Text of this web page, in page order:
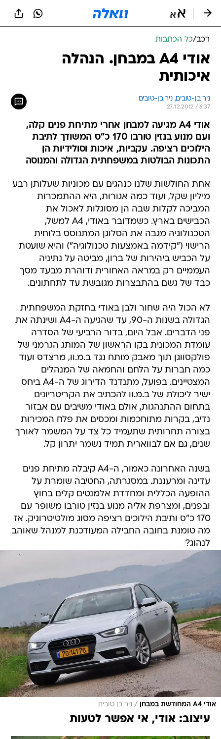
רכב/כל הכתבות
אודי A4 במבחן. הנהלה
איכותית
ניר בן-טובים, ניר בן-טובים
27.12.2012 / 6:37
אודי A4 מגיעה למבחן אחרי מתיחת פנים קלה,
ועם מנוע בנזין טורבו 170 כ"ס המשודך לתיבת
הילוכים רציפה. עקביות, איכות וסולידיות הן
התכונות הבולטות במשפחתית הגדולה והמנוסה
אחת החולשות שלנו כנהגים עם מכוניות שעלותן רבע
מיליון שקל, ועוד כמה אגורות, היא ההתמכרות
המביכה לקלות שבה הן מסוגלות לאכול את
הכבישים בארץ. כשמדובר באודי, A4 למשל,
הטכנולוגיה מגבה את הסלוגן המתנוסס בלוחית
הרישוי ("קידמה באמצעות טכנולוגיה") והיא שועטת
על הכביש ביהירות של ברון, מביטה על נתיניה
העממיים רק במראה האחורית ודוהרת מבעד מסך
כבד של גשם בהתבצרות מגובשת עד לתחתונים.
לא הכול היה שחור ולבן באודי בחזקת המשפחתית
הגדולה בשנות ה-90, עד שהגיעה ה-A4 ושינתה את
פני הדברים. אבל היום, בדור הרביעי של הסדרה
עומדת המכונית בקו הראשון של המותג הגרמני של
פולקסווגן תוך מאבק מותח נגד ב.מ.וו, מרצדס ועוד
כמה חברות על הלחם והחמאה של המנהלים
המצטיינים. בפועל, מתנדנד הדירוג של ה-A4 ביחס
ישיר ליכולת של ב.מ.וו להכתיב את הקריטריונים
בתחום ההתנהגות, אולם באודי משיבים עם אבזור
נדיב, בקרות מתוחכמות ומכסים את פלח המכירות
בצורה תחרותית שתעמיד כל צד על המשמר לאורך
שנים, גם אם לבווארית תמיד נשמר יתרון קל.
בשנה האחרונה כאמור, ה-A4 קיבלה מתיחת פנים
עדינה ומרעננת. במסגרתה, החטיבה שומרת על
ההופעה הכללית ומחדדת אלמנטים קלים בחוץ
ובפנים, ומצרפת אליה מנוע בנזין טורבו משופר עם
170 כ"ס ותיבת הילוכים רציפה מסוג מולטיטרוניק. אז
מה טומנת בחובה החבילה המעודכנת למנהל שאוהב
לנהוג?
אודי A4 המחודשת במבחן / ניר בן טובים
עיצוב: אודי, אי אפשר לטעות